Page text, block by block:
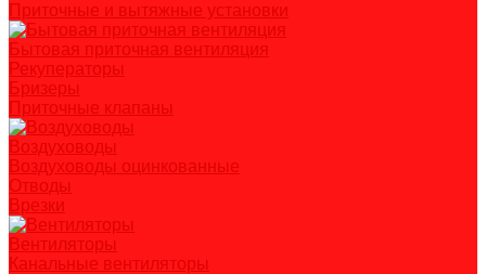
Приточные и вытяжные установки
Бытовая приточная вентиляция
Рекуператоры
Бризеры
Приточные клапаны
Воздуховоды
Воздуховоды оцинкованные
Отводы
Врезки
Вентиляторы
Канальные вентиляторы